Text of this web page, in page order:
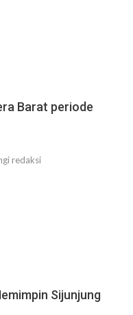
Barat periode
redaksi
Sijunjung